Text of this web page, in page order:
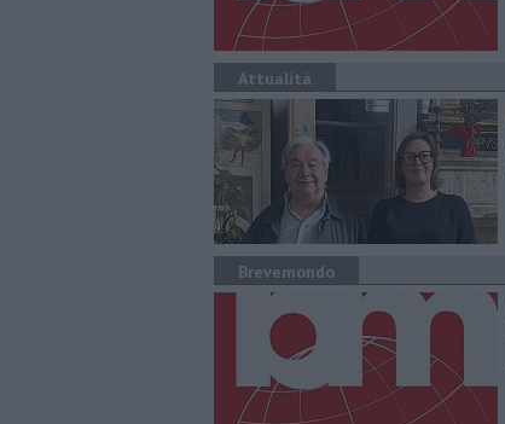
Attualità
Brevemondo